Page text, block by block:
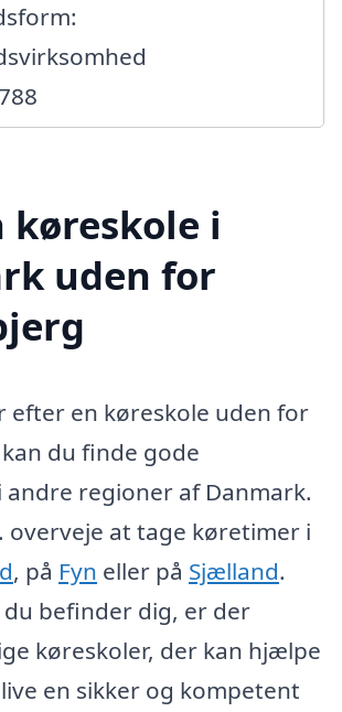
køreskole i
uden for
efter en køreskole uden for
du finde gode
regioner af Danmark.
overveje at tage køretimer i
, på Fyn eller på Sjælland.
befinder dig, er der
køreskoler, der kan hjælpe
en sikker og kompetent